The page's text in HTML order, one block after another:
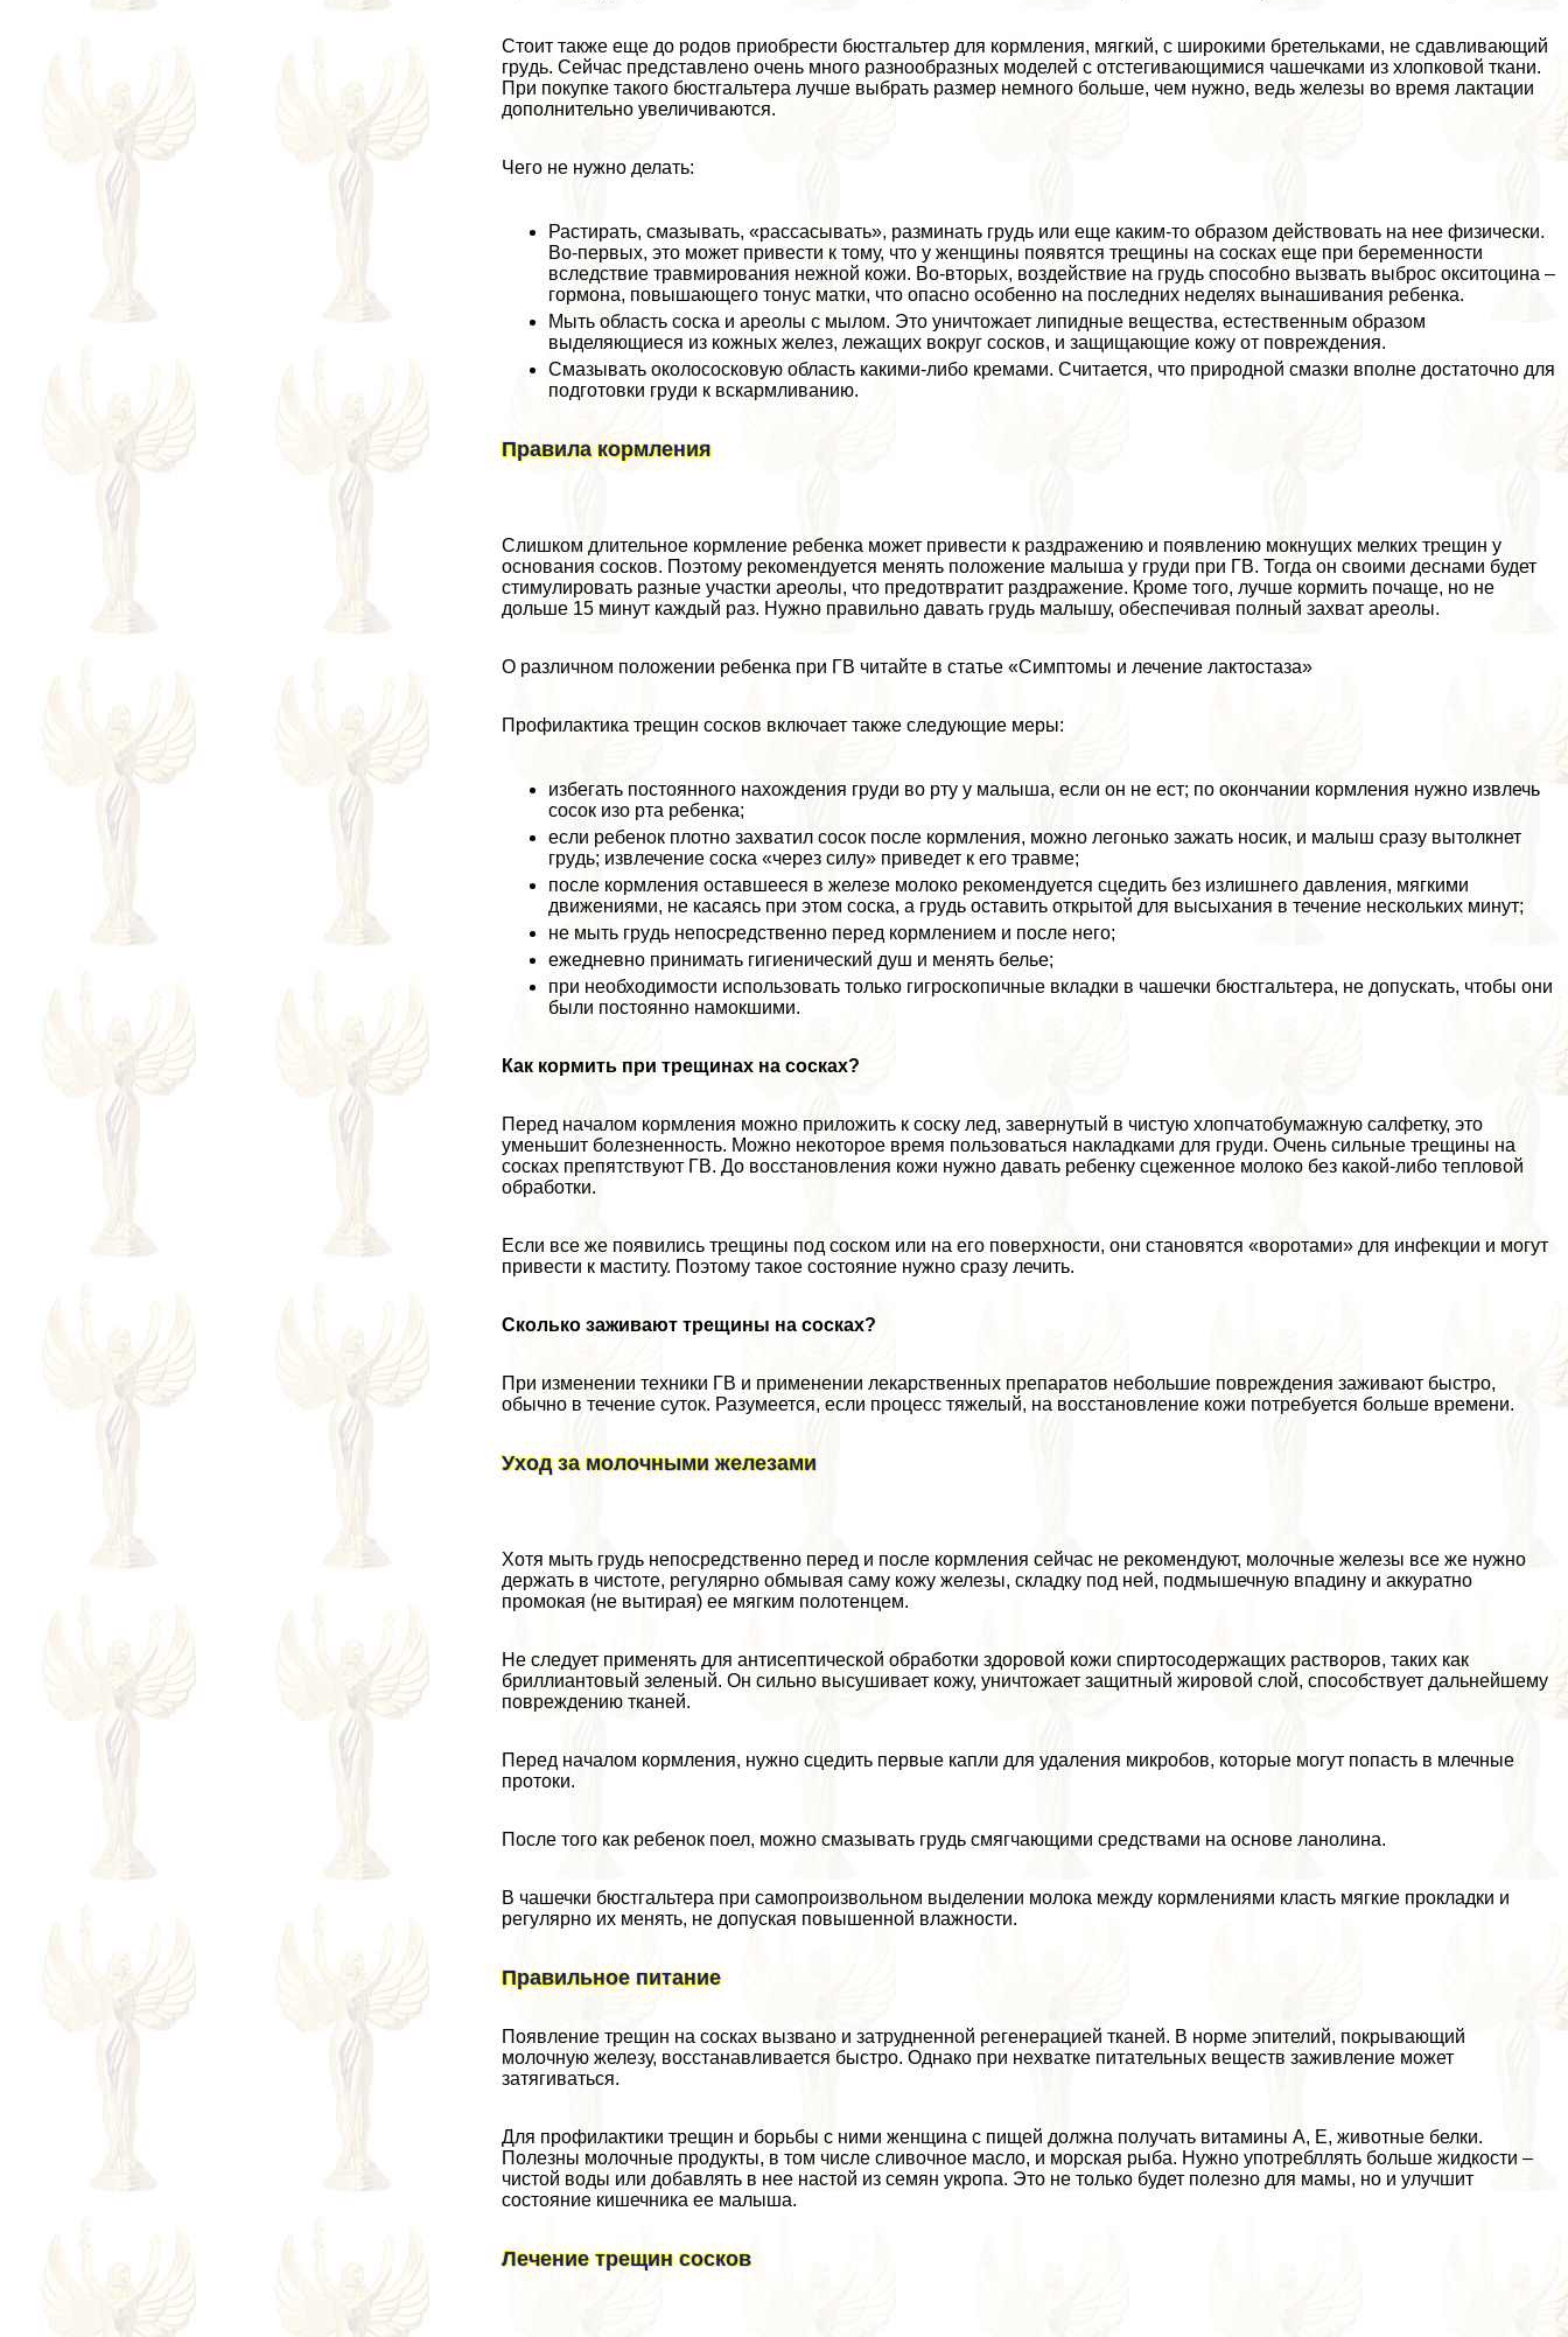
Стоит также еще до родов приобрести бюcтгальтер для кормления, мягкий, с широкими бретельками, не сдавливающий
гpyдь. Сейчас представлено очень много разнообразных моделей с отстегивающимися чашечками из хлопковой ткани.
При покупке такого бюcтгальтера лучше выбрать размер немного больше, чем нужно, ведь железы во время лактации
дополнительно увеличиваются.
Чего не нужно делать:
Растирать, смазывать, «рассасывать», разминать гpyдь или еще каким-то образом действовать на нее физически.
Во-первых, это может привести к тому, что у женщины появятся трещины на сосках еще при беременности
вследствие травмирования нежной кожи. Во-вторых, воздействие на гpyдь способно вызвать выброс окситоцина –
гормона, повышающего тонус матки, что опасно особенно на последних неделях вынашивания ребенка.
Мыть область соска и ареолы с мылом. Это уничтожает липидные вещества, естественным образом
выделяющиеся из кожных желез, лежащих вокруг сосков, и защищающие кожу от повреждения.
Смазывать околососковую область какими-либо кремами. Считается, что природной смазки вполне достаточно для
подготовки гpyди к вскармливанию.
Правила кормления
Слишком длительное кормление ребенка может привести к раздражению и появлению мокнущих мелких трещин у
основания сосков. Поэтому рекомендуется менять положение малыша у гpyди при ГВ. Тогда он своими деснами будет
стимулировать разные участки ареолы, что предотвратит раздражение. Кроме того, лучше кормить почаще, но не
дольше 15 минут каждый раз. Нужно правильно давать гpyдь малышу, обеспечивая полный захват ареолы.
О различном положении ребенка при ГВ читайте в статье «Симптомы и лечение лактостаза»
Профилактика трещин сосков включает также следующие меры:
избегать постоянного нахождения гpyди во рту у малыша, если он не ест; по окончании кормления нужно извлечь
сосок изо рта ребенка;
если ребенок плотно захватил сосок после кормления, можно легонько зажать носик, и малыш сразу вытолкнет
гpyдь; извлечение соска «через силу» приведет к его травме;
после кормления оставшееся в железе молоко рекомендуется сцедить без излишнего давления, мягкими
движениями, не касаясь при этом соска, а гpyдь оставить открытой для высыхания в течение нескольких минут;
не мыть гpyдь непосредственно перед кормлением и после него;
ежедневно принимать гигиенический душ и менять белье;
при необходимости использовать только гигроскопичные вкладки в чашечки бюcтгальтера, не допускать, чтобы они
были постоянно намокшими.
Как кормить при трещинах на сосках?
Перед началом кормления можно приложить к соску лед, завернутый в чистую хлопчатобумажную салфетку, это
уменьшит болезненность. Можно некоторое время пользоваться накладками для гpyди. Очень сильные трещины на
сосках препятствуют ГВ. До восстановления кожи нужно давать ребенку сцеженное молоко без какой-либо тепловой
обработки.
Если все же появились трещины под соском или на его поверхности, они становятся «воротами» для инфекции и могут
привести к маститу. Поэтому такое состояние нужно сразу лечить.
Сколько заживают трещины на сосках?
При изменении техники ГВ и применении лекарственных препаратов небольшие повреждения заживают быстро,
обычно в течение суток. Разумеется, если процесс тяжелый, на восстановление кожи потребуется больше времени.
Уход за молочными железами
Хотя мыть гpyдь непосредственно перед и после кормления сейчас не рекомендуют, молочные железы все же нужно
держать в чистоте, регулярно обмывая саму кожу железы, складку под ней, подмышечную впадину и аккуратно
промокая (не вытирая) ее мягким полотенцем.
Не следует применять для антисептической обработки здоровой кожи спиртосодержащих растворов, таких как
бриллиантовый зеленый. Он сильно высушивает кожу, уничтожает защитный жировой слой, способствует дальнейшему
повреждению тканей.
Перед началом кормления, нужно сцедить первые капли для удаления микробов, которые могут попасть в млечные
протоки.
После того как ребенок поел, можно смазывать гpyдь смягчающими средствами на основе ланолина.
В чашечки бюcтгальтера при самопроизвольном выделении молока между кормлениями класть мягкие прокладки и
регулярно их менять, не допуская повышенной влажности.
Правильное питание
Появление трещин на сосках вызвано и затрудненной регенерацией тканей. В норме эпителий, покрывающий
молочную железу, восстанавливается быстро. Однако при нехватке питательных веществ заживление может
затягиваться.
Для профилактики трещин и борьбы с ними женщина с пищей должна получать витамины А, Е, животные белки.
Полезны молочные продукты, в том числе сливочное масло, и морская рыба. Нужно употрeбллять больше жидкости –
чистой воды или добавлять в нее настой из семян укропа. Это не только будет полезно для мамы, но и улучшит
состояние кишечника ее малыша.
Лечение трещин сосков